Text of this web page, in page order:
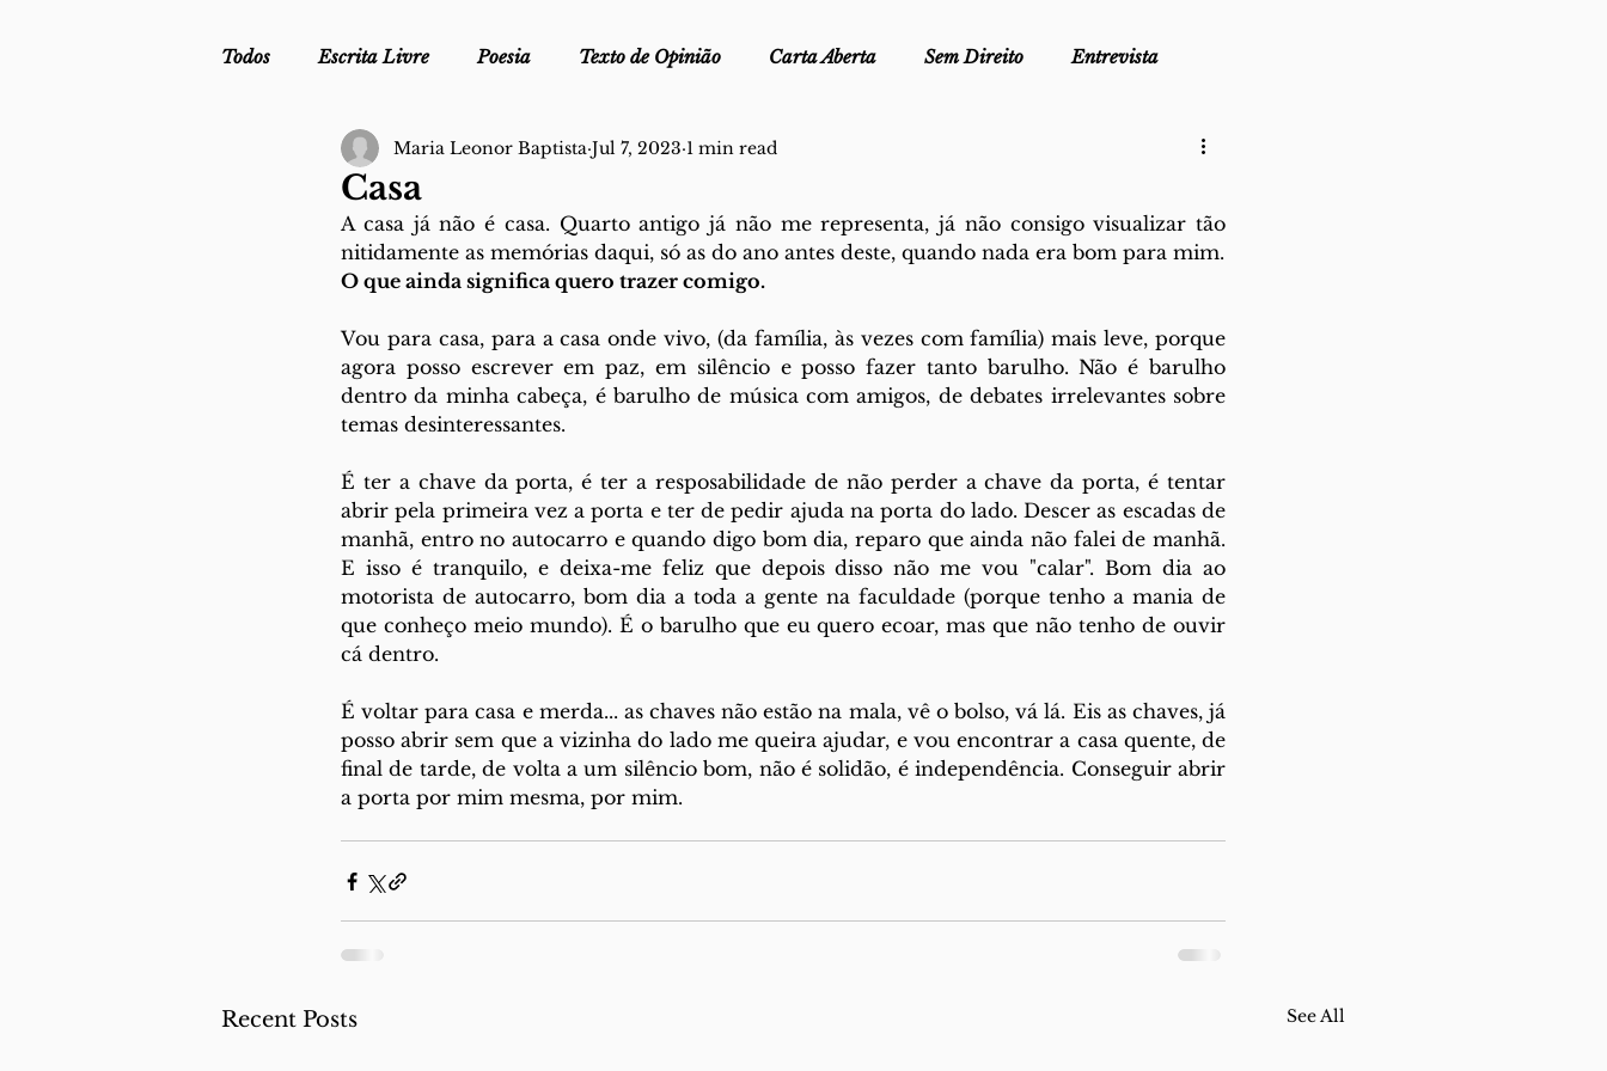
Todos Escrita Livre Poesia Texto de Opinião Carta Aberta Sem Direito Entrevista
Mergulho Profilático - Podcast Ofélia - Clube de Leitura Lembro-me que...
Mais Uma da Nova Escola da Lei Trocado por miúdos Dicionário Fora do Cartaz Direito ao Ponto
Sob Segredo de Justiça
Casa
Maria Leonor Baptista Jul 7, 2023 1 min read
A casa já não é casa. Quarto antigo já não me representa, já não consigo visualizar tão
nitidamente as memórias daqui, só as do ano antes deste, quando nada era bom para mim.
O que ainda significa quero trazer comigo.
Vou para casa, para a casa onde vivo, (da família, às vezes com família) mais leve, porque
agora posso escrever em paz, em silêncio e posso fazer tanto barulho. Não é barulho
dentro da minha cabeça, é barulho de música com amigos, de debates irrelevantes sobre
temas desinteressantes.
É ter a chave da porta, é ter a resposabilidade de não perder a chave da porta, é tentar
abrir pela primeira vez a porta e ter de pedir ajuda na porta do lado. Descer as escadas de
manhã, entro no autocarro e quando digo bom dia, reparo que ainda não falei de manhã.
E isso é tranquilo, e deixa-me feliz que depois disso não me vou "calar". Bom dia ao
motorista de autocarro, bom dia a toda a gente na faculdade (porque tenho a mania de
que conheço meio mundo). É o barulho que eu quero ecoar, mas que não tenho de ouvir
cá dentro.
É voltar para casa e merda... as chaves não estão na mala, vê o bolso, vá lá. Eis as chaves, já
posso abrir sem que a vizinha do lado me queira ajudar, e vou encontrar a casa quente, de
final de tarde, de volta a um silêncio bom, não é solidão, é independência. Conseguir abrir
a porta por mim mesma, por mim.
Recent Posts See All